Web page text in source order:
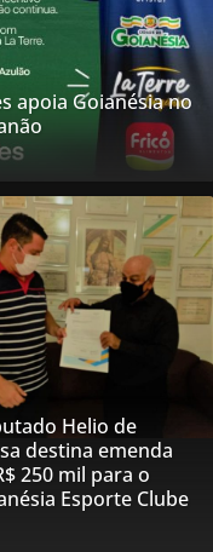
apoia Goianésia no
Helio de
destina emenda
250 mil para o
Esporte Clube